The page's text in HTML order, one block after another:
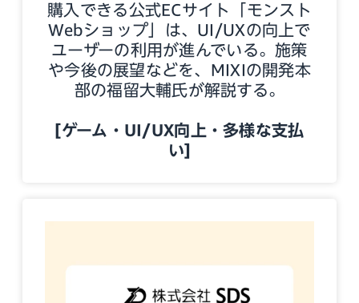
購入できる公式ECサイト「モンスト
Webショップ」は、UI/UXの向上で
ユーザーの利用が進んでいる。施策
や今後の展望などを、MIXIの開発本
部の福留大輔氏が解説する。
[ゲーム・UI/UX向上・多様な支払
い]